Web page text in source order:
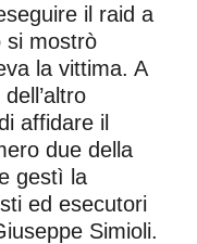
il raid a
si mostrò
la vittima. A
affidare il
due della
gestì la
ed esecutori
Simioli.